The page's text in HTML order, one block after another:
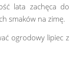
lata zachęca do
smaków na zimę.
ogrodowy lipiec z